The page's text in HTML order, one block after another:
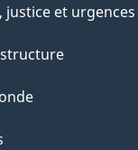
justice et urgences